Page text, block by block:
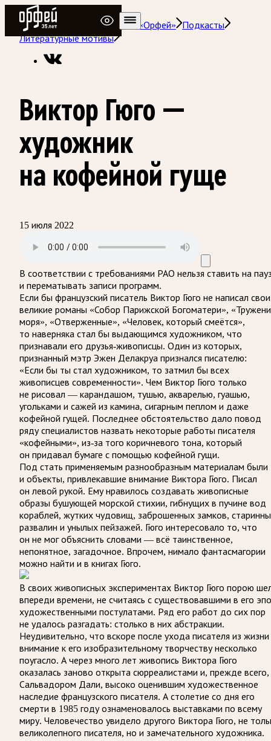
Радио Орфей
Радио классической музыки «Орфей»
Подкасты
Литературные мотивы
Виктор Гюго —
художник
на кофейной гуще
15 июля 2022
В соответствии с требованиями РАО нельзя ставить на
и перематывать записи программ.
Если бы французский писатель Виктор Гюго не написал свои
великие романы «Собор Парижской Богоматери»,
моря», «Отверженные», «Человек, который смеётся»,
то наверняка стал бы выдающимся художником, что
признавали его друзья-живописцы. Один из которых,
признанный мэтр Эжен Делакруа признался писателю:
«Если бы ты стал художником, то затмил бы всех
живописцев современности». Чем Виктор Гюго только
не рисовал — карандашом, тушью, акварелью, гуашью,
угольками и сажей из камина, сигарным пеплом и даже
кофейной гущей. Последнее обстоятельство дало повод
ряду специалистов назвать некоторые работы писателя
«кофейными», из-за того коричневого тона, который
он придавал бумаге с помощью кофейной гущи.
Под стать применяемым разнообразным материалам были
и объекты, привлекавшие внимание Виктора Гюго. Писал
он левой рукой. Ему нравилось создавать живописные
образы бушующей морской стихии, гибнущих в пучине вод
кораблей, жутких чудовищ, заброшенных замков,
развалин и унылых пейзажей. Гюго интересовало то, что
он не мог объяснить словами — всё таинственное,
непонятное, загадочное. Впрочем, нимало фантасмагории
можно найти и в книгах Гюго.
В своих живописных экспериментах Виктор Гюго порою
впереди времени, не считаясь с существовавшими в его
художественными постулатами. Ряд его работ до сих пор
не удалось разгадать: столько в них абстракции.
Неудивительно, что вскоре после ухода писателя из жизни
внимание к его изобразительному творчеству несколько
поугасло. А через много лет живопись Виктора Гюго
оказалась заново открыта сюрреалистами и, прежде всего,
Сальвадором Дали, высоко оценившим художественное
наследие французского писателя. А столетие со дня его
смерти в 1985 году ознаменовалось выставками по всему
миру. Человечество увидело другого Виктора Гюго, не
великолепного писателя, но и замечательного художника.